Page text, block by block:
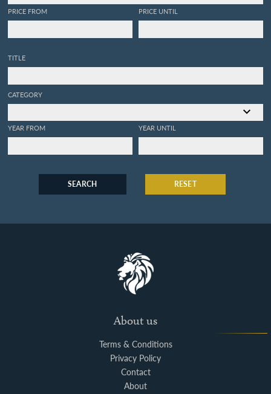
PRICE FROM PRICE UNTIL
TITLE
CATEGORY
YEAR FROM YEAR UNTIL
SEARCH RESET
About us
Terms & Conditions
Privacy Policy
Contact
About